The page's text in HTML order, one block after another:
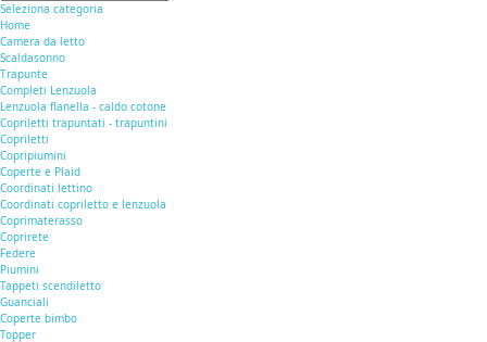
Seleziona categoria
Home
Camera da letto
Scaldasonno
Trapunte
Completi Lenzuola
Lenzuola flanella - caldo cotone
Copriletti trapuntati - trapuntini
Copriletti
Copripiumini
Coperte e Plaid
Coordinati lettino
Coordinati copriletto e lenzuola
Coprimaterasso
Coprirete
Federe
Piumini
Tappeti scendiletto
Guanciali
Coperte bimbo
Topper